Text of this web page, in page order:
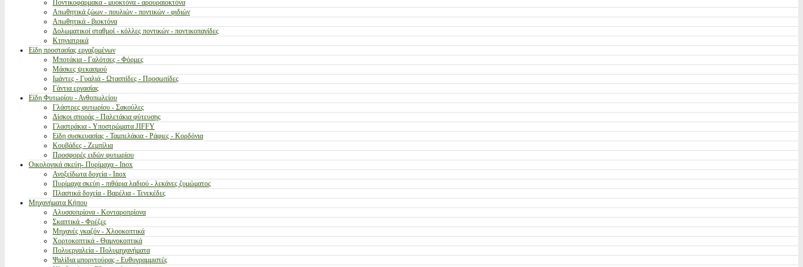
Ποντικοφάρμακα - μυοκτόνα - αρουραιοκτόνα
Απωθητικά ζώων - πουλιών - ποντικών - φιδιών
Απωθητικά - βιοκτόνα
Δολωματικοί σταθμοί - κόλλες ποντικών - ποντικοπαγίδες
Κτηνιατρικά
Είδη προστασίας εργαζομένων
Μποτάκια - Γαλότσες - Φόρμες
Μάσκες ψεκασμού
Ιμάντες - Γυαλιά - Ωτασπίδες - Προσωπίδες
Γάντια εργασίας
Είδη Φυτωρίου - Ανθοπωλείου
Γλάστρες φυτωρίου - Σακούλες
Δίσκοι σποράς - Παλετάκια φύτευσης
Γλαστράκια - Υποστρώματα JIFFY
Είδη συσκευασίας - Ταμπελάκια - Ράφιες - Κορδόνια
Κουβάδες - Ζεμπίλια
Προσφορές ειδών φυτωρίου
Οικολογικά σκεύη- Πυρίμαχα - Inox
Ανοξείδωτα δοχεία - Inox
Πυρίμαχα σκεύη - πιθάρια λαδιού - λεκάνες ζυμώματος
Πλαστικά δοχεία - Βαρέλια - Τενεκέδες
Μηχανήματα Κήπου
Αλυσσοπρίονα - Κονταροπρίονα
Σκαπτικά - Φρέζες
Μηχανές γκαζόν - Χλοοκοπτικά
Χορτοκοπτικά - Θαμνοκοπτικά
Πολυεργαλεία - Πολυμηχανήματα
Ψαλίδια μπορντούρας - Ευθυγραμμιστές